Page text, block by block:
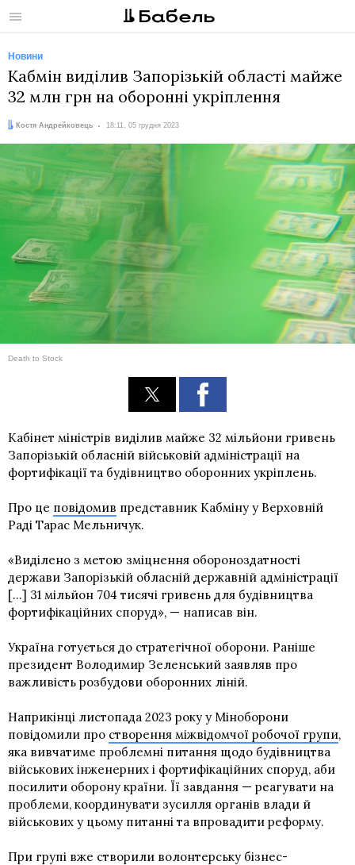
Меню
Новини
Кабмін виділив Запорізькій області майже
32 млн грн на оборонні укріплення
Автор:
Костя Андрейковець
Дата: 18:11, 05 грудня 2023
Death to Stock
Кабінет міністрів виділив майже 32 мільйони гривень
Запорізькій обласній військовій адміністрації на
фортифікації та будівництво оборонних укріплень.
Про це повідомив представник Кабміну у Верховній
Раді Тарас Мельничук.
«Виділено з метою зміцнення обороноздатності
держави Запорізькій обласній державній адміністрації
[...] 31 мільйон 704 тисячі гривень для будівництва
фортифікаційних споруд», — написав він.
Україна готується до стратегічної оборони. Раніше
президент Володимир Зеленський заявляв про
важливість розбудови оборонних ліній.
Наприкінці листопада 2023 року у Міноборони
повідомили про створення міжвідомчої робочої групи,
яка вивчатиме проблемні питання щодо будівництва
військових інженерних і фортифікаційних споруд, аби
посилити оборону країни. Її завдання — реагувати на
проблеми, координувати зусилля органів влади й
військових у цьому питанні та впровадити реформу.
При групі вже створили волонтерську бізнес-